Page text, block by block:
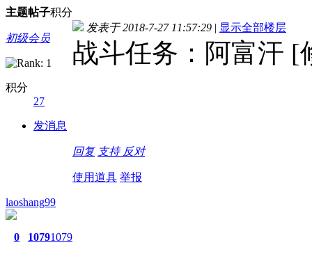
主题帖子积分
初级会员
积分
27
发消息
发表于 2018-7-27 11:57:29 | 显示全部楼层
战斗任务：阿富汗 [
回复 支持 反对
使用道具 举报
laoshang99
0 10791079